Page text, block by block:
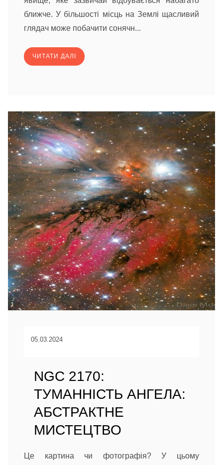
ближче. У більшості місць на Землі щасливий
глядач може побачити сонячн...
ЧИТАТИ ДАЛІ
05.03.2024
NGC 2170:
ТУМАННІСТЬ АНГЕЛА:
АБСТРАКТНЕ
МИСТЕЦТВО
Це картина чи фотографія? У цьому